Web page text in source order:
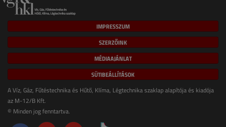
IMPRESSZUM
SZERZŐINK
MÉDIAAJÁNLAT
SÜTIBEÁLLÍTÁSOK
A Víz, Gáz, Fűtéstechnika és Hűtő, Klíma, Légtechnika szaklap alapítója és kiadója
az M-12/B Kft.
© Minden jog fenntartva.